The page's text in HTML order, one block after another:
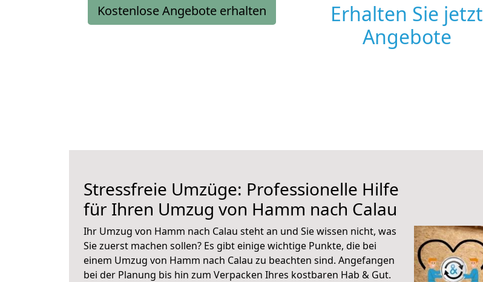
Kostenlose Angebote erhalten
Erhalten Sie jetzt
Angebote
Stressfreie Umzüge: Professionelle Hilfe
für Ihren Umzug von Hamm nach Calau
Ihr Umzug von Hamm nach Calau steht an und Sie wissen nicht, was
Sie zuerst machen sollen? Es gibt einige wichtige Punkte, die bei
einem Umzug von Hamm nach Calau zu beachten sind. Angefangen
bei der Planung bis hin zum Verpacken Ihres kostbaren Hab & Gut.